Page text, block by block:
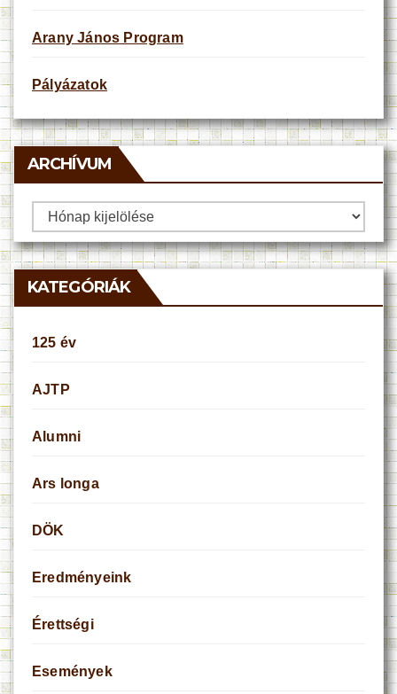
Arany János Program
Pályázatok
ARCHÍVUM
Archívum
KATEGÓRIÁK
125 év
AJTP
Alumni
Ars longa
DÖK
Eredményeink
Érettségi
Események